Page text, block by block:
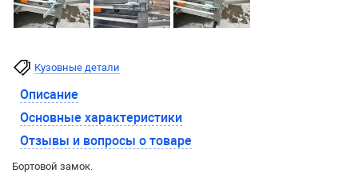
Кузовные детали
Описание
Основные характеристики
Отзывы и вопросы о товаре
Бортовой замок.